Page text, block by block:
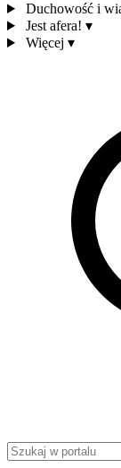
Duchowość i
Jest afera! ▾
Więcej ▾